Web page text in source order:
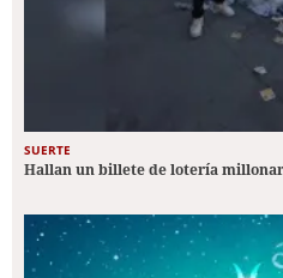
SUERTE
Hallan un billete de lotería